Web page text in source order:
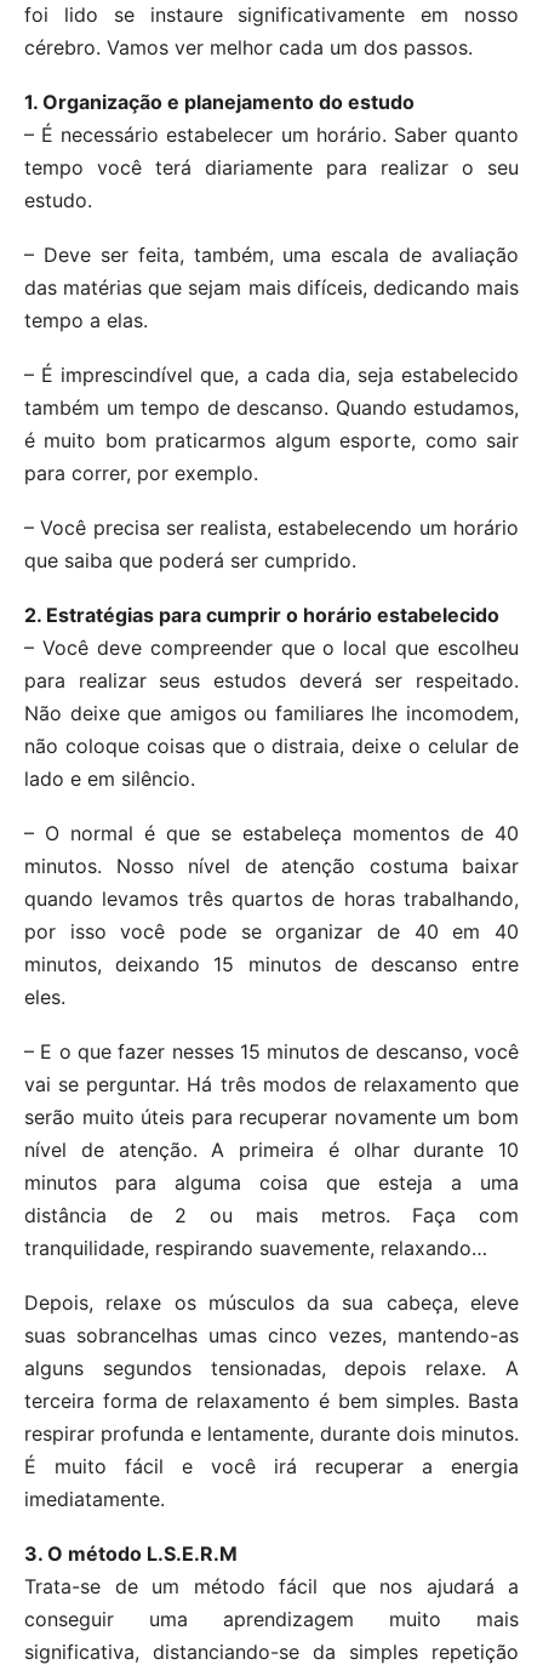
foi lido se instaure significativamente em nosso
cérebro. Vamos ver melhor cada um dos passos.
1. Organização e planejamento do estudo
– É necessário estabelecer um horário. Saber quanto
tempo você terá diariamente para realizar o seu
estudo.
– Deve ser feita, também, uma escala de avaliação
das matérias que sejam mais difíceis, dedicando mais
tempo a elas.
– É imprescindível que, a cada dia, seja estabelecido
também um tempo de descanso. Quando estudamos,
é muito bom praticarmos algum esporte, como sair
para correr, por exemplo.
– Você precisa ser realista, estabelecendo um horário
que saiba que poderá ser cumprido.
2. Estratégias para cumprir o horário estabelecido
– Você deve compreender que o local que escolheu
para realizar seus estudos deverá ser respeitado.
Não deixe que amigos ou familiares lhe incomodem,
não coloque coisas que o distraia, deixe o celular de
lado e em silêncio.
– O normal é que se estabeleça momentos de 40
minutos. Nosso nível de atenção costuma baixar
quando levamos três quartos de horas trabalhando,
por isso você pode se organizar de 40 em 40
minutos, deixando 15 minutos de descanso entre
eles.
– E o que fazer nesses 15 minutos de descanso, você
vai se perguntar. Há três modos de relaxamento que
serão muito úteis para recuperar novamente um bom
nível de atenção. A primeira é olhar durante 10
minutos para alguma coisa que esteja a uma
distância de 2 ou mais metros. Faça com
tranquilidade, respirando suavemente, relaxando…
Depois, relaxe os músculos da sua cabeça, eleve
suas sobrancelhas umas cinco vezes, mantendo-as
alguns segundos tensionadas, depois relaxe. A
terceira forma de relaxamento é bem simples. Basta
respirar profunda e lentamente, durante dois minutos.
É muito fácil e você irá recuperar a energia
imediatamente.
3. O método L.S.E.R.M
Trata-se de um método fácil que nos ajudará a
conseguir uma aprendizagem muito mais
significativa, distanciando-se da simples repetição